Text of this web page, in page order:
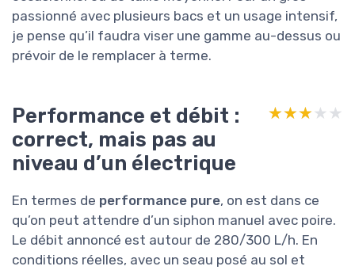
passionné avec plusieurs bacs et un usage intensif,
je pense qu’il faudra viser une gamme au-dessus ou
prévoir de le remplacer à terme.
Performance et débit :
correct, mais pas au
niveau d’un électrique
★★★★★
★★★★★
En termes de performance pure, on est dans ce
qu’on peut attendre d’un siphon manuel avec poire.
Le débit annoncé est autour de 280/300 L/h. En
conditions réelles, avec un seau posé au sol et